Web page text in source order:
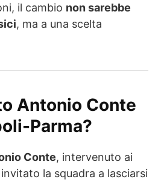
il cambio non sarebbe
, ma a una scelta
Antonio Conte
Parma?
Conte, intervenuto ai
invitato la squadra a lasciarsi